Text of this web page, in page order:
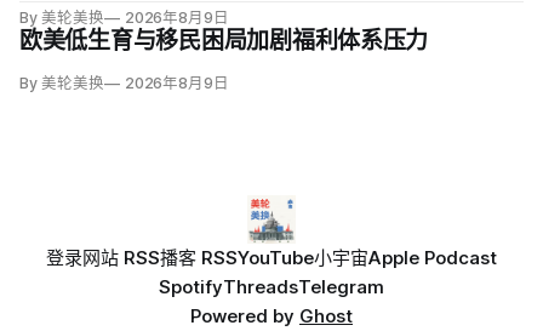
冲动；
By 美轮美换 2026年8月9日
欧美低生育与移民困局加剧福利体系压力
By 美轮美换 2026年8月9日
登录网站 RSS播客 RSSYouTube小宇宙Apple Podcast
SpotifyThreadsTelegram
Powered by Ghost